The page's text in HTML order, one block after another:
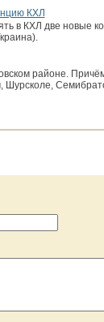
КХЛ
в КХЛ две новые
районе.
Шурсколе,